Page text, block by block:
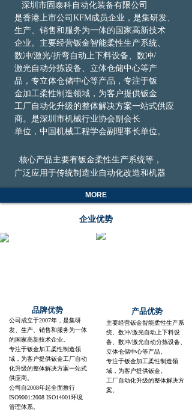
深圳市固泰科自动化装备有限公司
是香港上市公司KFM成员企业，是集研发、
生产、 销售和服务为一体的国家高新技术
企业。主要经营钣金智能柔性生产系统、
数冲/激光/折弯自动上下料设备、数冲/
激光自动分拣设备、 立体仓储中心等产
品，专立体仓储中心等产品，专注于钣
金加工柔性制造领域，为客户提供钣金
工厂自动化升级的整体解决方案一站式供应
商。是深圳 市机械行业协会副会长
单位，中国机械工程学会副理事长单位。
核心产品主要有钣金柔性生产系统等，
广泛应用于传统制造业自动化改造和机器
换人的产业转型升级。拥有自主知识产权
的“智能化柔性制造生产线”获得深圳市
心竞争力和先进的研发技术，是与国外同
类产品相媲美的高品质、高技术、高水准
生产基地在惠东产业转移园飞泰科智能装
备产业园，占地面积40多亩，是惠州市重
点企业。
钣金智能柔性生产线广泛应用于多个
行业，主要包括：工程机械装备行业、电
气控制柜行业、电梯行业、厨电行业、金
属加工行业；此外，钣金智能柔性生产线
还适用于其他多种行业，如钢质办公家具、
MORE
企业优势
产品优势
主要经营钣金智能柔性生产系
统、数冲/激光自动上下料设
备、数冲/激光自动分拣设备、
立体仓储中心等产品。
专注于钣金加工柔性制造领
域，为客户提供钣金。
工厂自动化升级的整体解决方
案
品牌优势
公司成立于2007年，是集研
发、生产、销售和服务为一体
的国家高新技术企业。
专注于钣金加工柔性制造领
域，为客户提供钣金工厂自动
化升级的整体解决方案一站式
供应商。
公司自2008年起全面推行
ISO9001:2008 ISO14001环境
管理体系。